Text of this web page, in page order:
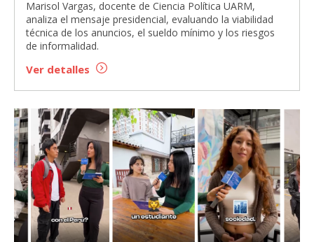
Marisol Vargas, docente de Ciencia Política UARM,
analiza el mensaje presidencial, evaluando la viabilidad
técnica de los anuncios, el sueldo mínimo y los riesgos
de informalidad.
Ver detalles